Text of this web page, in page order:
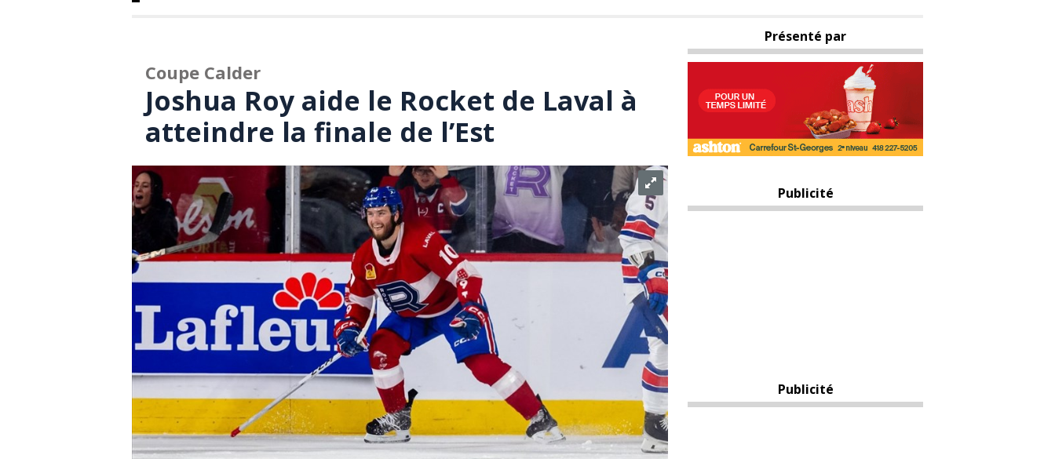
Coupe Calder
Joshua Roy aide le Rocket de Laval à
atteindre la finale de l’Est
Présenté par
Publicité
Publicité